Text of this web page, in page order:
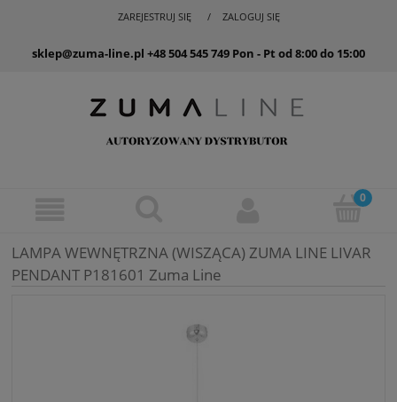
ZAREJESTRUJ SIĘ ZALOGUJ SIĘ
sklep@zuma-line.pl +48 504 545 749 Pon - Pt od 8:00 do 15:00
LAMPA WEWNĘTRZNA (WISZĄCA) ZUMA LINE LIVAR
PENDANT P181601 Zuma Line